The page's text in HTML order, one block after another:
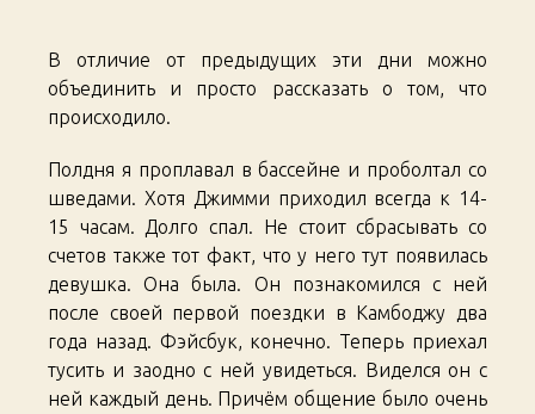
74-
77
В отличие от предыдущих эти дни можно
объединить и просто рассказать о том, что
происходило.
Полдня я проплавал в бассейне и проболтал со
шведами. Хотя Джимми приходил всегда к 14-
15 часам. Долго спал. Не стоит сбрасывать со
счетов также тот факт, что у него тут появилась
девушка. Она была. Он познакомился с ней
после своей первой поездки в Камбоджу два
года назад. Фэйсбук, конечно. Теперь приехал
тусить и заодно с ней увидеться. Виделся он с
ней каждый день. Причём общение было очень